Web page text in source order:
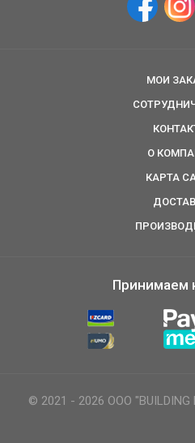
МОИ
О
КАРТА
Принимаем
© 2021 - 2026 ООО "BUILDING